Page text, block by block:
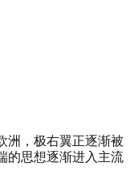
洲，​极右翼正逐渐被
的思想逐渐进入主流